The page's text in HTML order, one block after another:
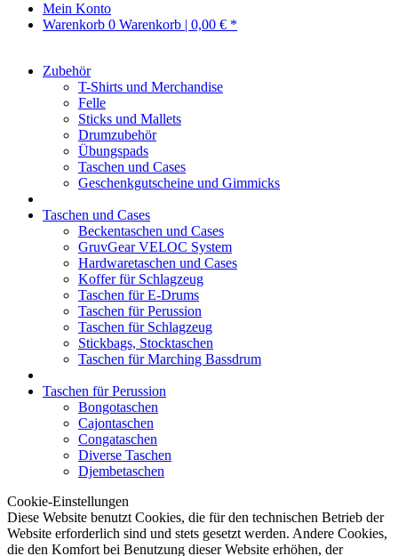
Mein Konto
Warenkorb 0 Warenkorb | 0,00 € *
Zubehör
T-Shirts und Merchandise
Felle
Sticks und Mallets
Drumzubehör
Übungspads
Taschen und Cases
Geschenkgutscheine und Gimmicks
Taschen und Cases
Beckentaschen und Cases
GruvGear VELOC System
Hardwaretaschen und Cases
Koffer für Schlagzeug
Taschen für E-Drums
Taschen für Perussion
Taschen für Schlagzeug
Stickbags, Stocktaschen
Taschen für Marching Bassdrum
Taschen für Perussion
Bongotaschen
Cajontaschen
Congataschen
Diverse Taschen
Djembetaschen
Cookie-Einstellungen
Diese Website benutzt Cookies, die für den technischen Betrieb der
Website erforderlich sind und stets gesetzt werden. Andere Cookies,
die den Komfort bei Benutzung dieser Website erhöhen, der